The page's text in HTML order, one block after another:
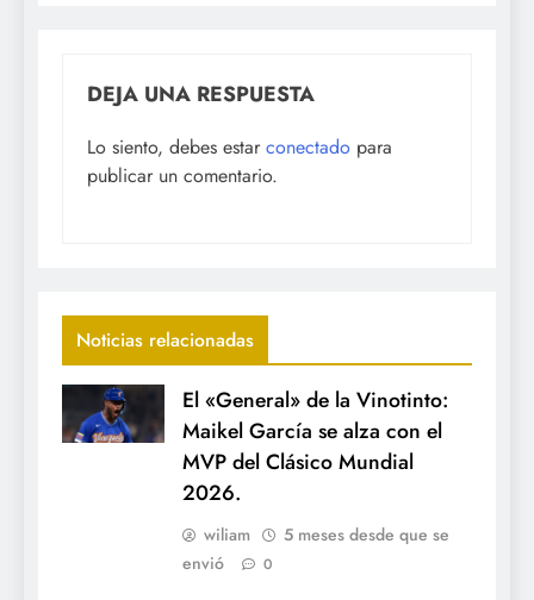
DEJA UNA RESPUESTA
Lo siento, debes estar conectado para
publicar un comentario.
Noticias relacionadas
El «General» de la Vinotinto:
Maikel García se alza con el
MVP del Clásico Mundial
2026.
wiliam
5 meses desde que se
envió
0